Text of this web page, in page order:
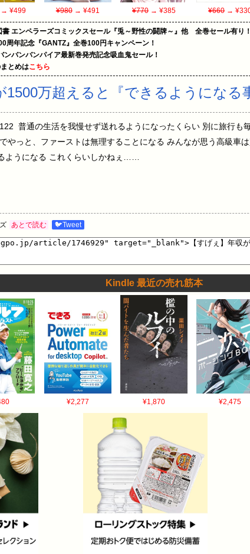
¥499 ¥980→ ¥491 ¥770→ ¥385 ¥660→
書 エンペラーズコミックスセール『兎～野性の闘牌～』他 全巻セール有り！
周年記念『GANTZ』全巻100円キャンペーン！
ンバンバンパイア最新巻発売記念吸血鬼セール！
とめはこちら
1500万超えると『できるようになる
普通の生活を我慢せず送れるようになったくらい 別に旅行も
やっと、ファーストは無理することになる みんなが思う高級車
ようになる これくらいしかねぇ……
あとで読む 🐦Tweet
Kindle 最近の売れ筋本
¥2,277 ¥1,870 ¥2,475